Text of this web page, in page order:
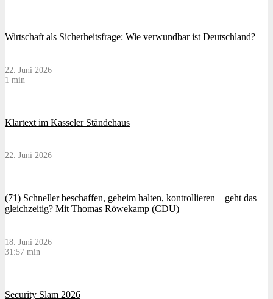
Wirtschaft als Sicherheitsfrage: Wie verwundbar ist Deutschland?
22. Juni 2026
1 min
Klartext im Kasseler Ständehaus
22. Juni 2026
(71) Schneller beschaffen, geheim halten, kontrollieren – geht das
gleichzeitig? Mit Thomas Röwekamp (CDU)
18. Juni 2026
31:57 min
Security Slam 2026